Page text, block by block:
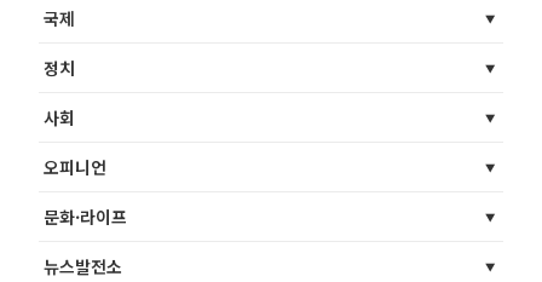
국제
정치
사회
오피니언
문화·라이프
뉴스발전소